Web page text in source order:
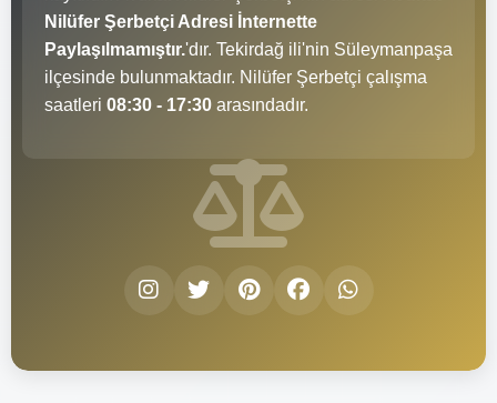
Nilüfer Şerbetçi Adresi İnternette
Paylaşılmamıştır.'dır. Tekirdağ ili'nin Süleymanpaşa
ilçesinde bulunmaktadır. Nilüfer Şerbetçi çalışma
saatleri 08:30 - 17:30 arasındadır.